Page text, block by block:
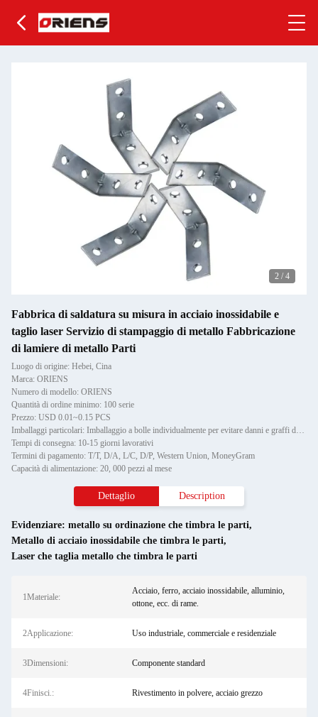
2 / 4
Fabbrica di saldatura su misura in acciaio inossidabile e
taglio laser Servizio di stampaggio di metallo Fabbricazione
di lamiere di metallo Parti
Luogo di origine: Hebei, Cina
Marca: ORIENS
Numero di modello: ORIENS
Quantità di ordine minimo: 100 serie
Prezzo: USD 0.01~0.15 PCS
Imballaggi particolari: Imballaggio a bolle individualmente per evitare danni e graffi durante il trasporto, poi in cartone
Tempi di consegna: 10-15 giorni lavorativi
Termini di pagamento: T/T, D/A, L/C, D/P, Western Union, MoneyGram
Capacità di alimentazione: 20, 000 pezzi al mese
Dettaglio Description
Evidenziare: metallo su ordinazione che timbra le parti,
Metallo di acciaio inossidabile che timbra le parti,
Laser che taglia metallo che timbra le parti
1Materiale:
Acciaio, ferro, acciaio inossidabile, alluminio,
ottone, ecc. di rame.
2Applicazione: Uso industriale, commerciale e residenziale
3Dimensioni: Componente standard
4Finisci.: Rivestimento in polvere, acciaio grezzo